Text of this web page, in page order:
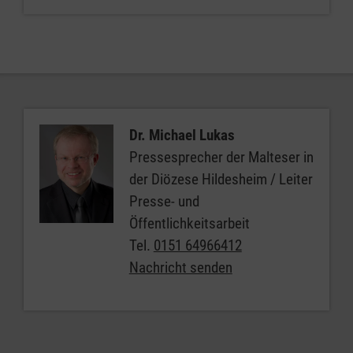
Dr. Michael Lukas
Pressesprecher der Malteser in
der Diözese Hildesheim / Leiter
Presse- und
Öffentlichkeitsarbeit
Tel. 0151 64966412
Nachricht senden